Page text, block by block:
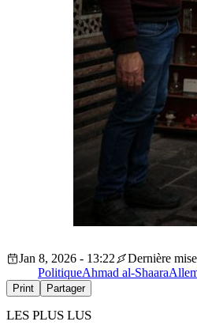
Jan 8, 2026 - 13:22
Dernière
PolitiqueAhmad al-Shaara
Print Partager
LES PLUS LUS